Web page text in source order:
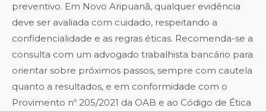
preventivo. Em Novo Aripuanã, qualquer evidência
deve ser avaliada com cuidado, respeitando a
confidencialidade e as regras éticas. Recomenda-se a
consulta com um advogado trabalhista bancário para
orientar sobre próximos passos, sempre com cautela
quanto a resultados, e em conformidade com o
Provimento nº 205/2021 da OAB e ao Código de Ética